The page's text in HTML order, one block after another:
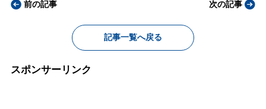
前の記事
記事一覧へ戻る
次の記事
スポンサーリンク